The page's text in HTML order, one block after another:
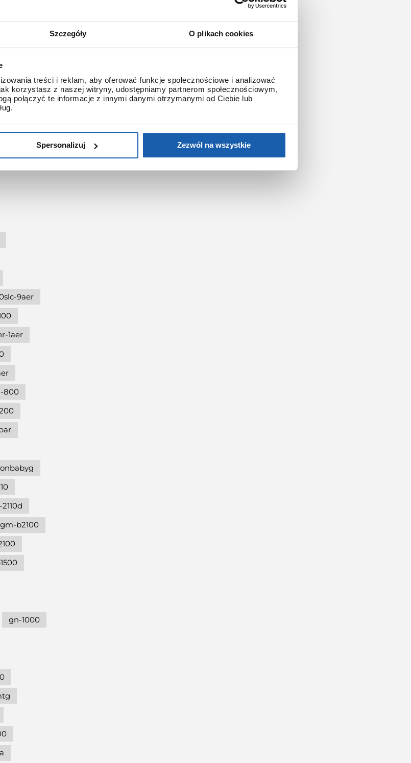
Szczegóły O plikach cookies
treści i reklam, aby oferować funkcje społecznościowe i analizować
korzystasz z naszej witryny, udostępniamy partnerom społecznościowym,
połączyć te informacje z innymi danymi otrzymanymi od Ciebie lub
Spersonalizuj Zezwól na wszystkie
9aer
1aer
800
gm-b2100
gn-1000